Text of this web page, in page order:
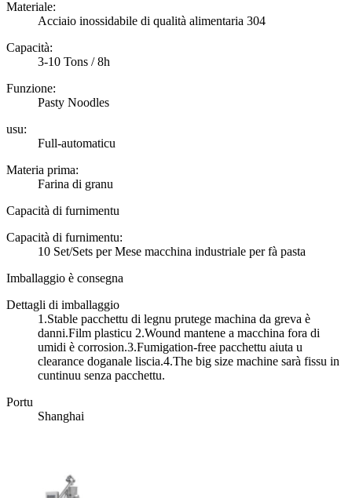
Materiale:
Acciaio inossidabile di qualità alimentaria 304
Capacità:
3-10 Tons / 8h
Funzione:
Pasty Noodles
usu:
Full-automaticu
Materia prima:
Farina di granu
Capacità di furnimentu
Capacità di furnimentu:
10 Set/Sets per Mese macchina industriale per fà pasta
Imballaggio è consegna
Dettagli di imballaggio
1.Stable pacchettu di legnu prutege machina da greva è
danni.Film plasticu 2.Wound mantene a macchina fora di
umidi è corrosion.3.Fumigation-free pacchettu aiuta u
clearance doganale liscia.4.The big size machine sarà fissu in
cuntinuu senza pacchettu.
Portu
Shanghai